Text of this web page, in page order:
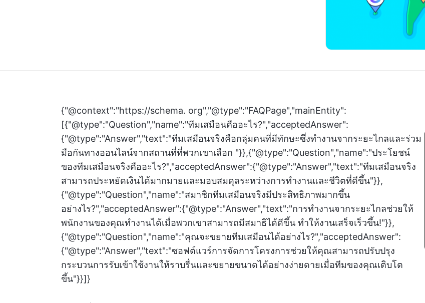
{"@context":"https://schema. org","@type":"FAQPage","mainEntity":
[{"@type":"Question","name":"ทีมเสมือนคืออะไร?","acceptedAnswer":
{"@type":"Answer","text":"ทีมเสมือนจริงคือกลุ่มคนที่มีทักษะซึ่งทำงานจากระยะไกลและร่วม
มือกันทางออนไลน์จากสถานที่ที่พวกเขาเลือก "}},{"@type":"Question","name":"ประโยชน์
ของทีมเสมือนจริงคืออะไร?","acceptedAnswer":{"@type":"Answer","text":"ทีมเสมือนจริง
สามารถประหยัดเงินได้มากมายและมอบสมดุลระหว่างการทำงานและชีวิตที่ดีขึ้น"}},
{"@type":"Question","name":"สมาชิกทีมเสมือนจริงมีประสิทธิภาพมากขึ้น
อย่างไร?","acceptedAnswer":{"@type":"Answer","text":"การทำงานจากระยะไกลช่วยให้
พนักงานของคุณทำงานได้เมื่อพวกเขาสามารถมีสมาธิได้ดีขึ้น ทำให้งานเสร็จเร็วขึ้น!"}},
{"@type":"Question","name":"คุณจะขยายทีมเสมือนได้อย่างไร?","acceptedAnswer":
{"@type":"Answer","text":"ซอฟต์แวร์การจัดการโครงการช่วยให้คุณสามารถปรับปรุง
กระบวนการรับเข้าใช้งานให้ราบรื่นและขยายขนาดได้อย่างง่ายดายเมื่อทีมของคุณเติบโต
ขึ้น"}}]}